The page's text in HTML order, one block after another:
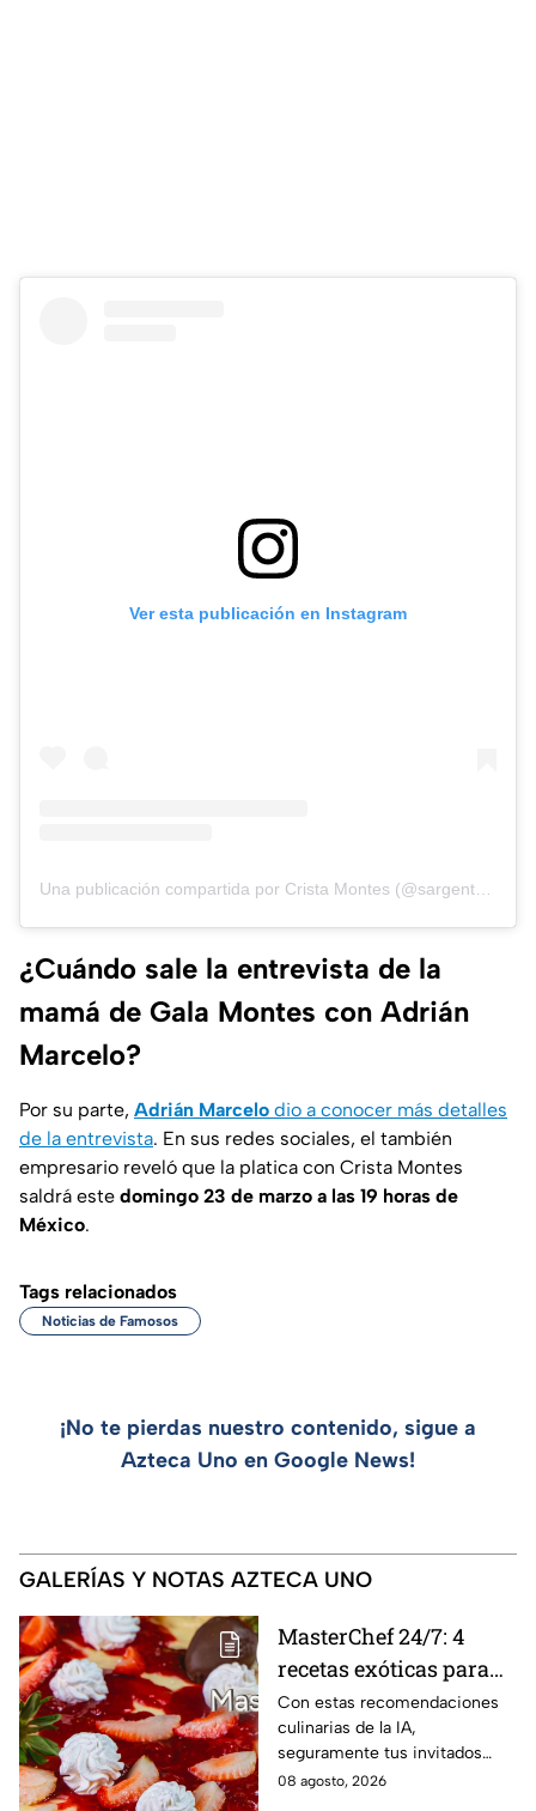
Ver esta publicación en Instagram
¿Cuándo sale la entrevista de la
mamá de Gala Montes con Adrián
Marcelo?
Por su parte, Adrián Marcelo dio a conocer más detalles
de la entrevista. En sus redes sociales, el también
empresario reveló que la platica con Crista Montes
saldrá este domingo 23 de marzo a las 19 horas de
México.
Tags relacionados
Noticias de Famosos
¡No te pierdas nuestro contenido, sigue a
Azteca Uno en Google News!
GALERÍAS Y NOTAS AZTECA UNO
MasterChef 24/7: 4
recetas exóticas para
pizzas dulces que le
darán un toque
sofisticado a tu mesa
Con estas recomendaciones
culinarias de la IA,
seguramente tus invitados
quedarán encantados a la hora
08 agosto, 2026